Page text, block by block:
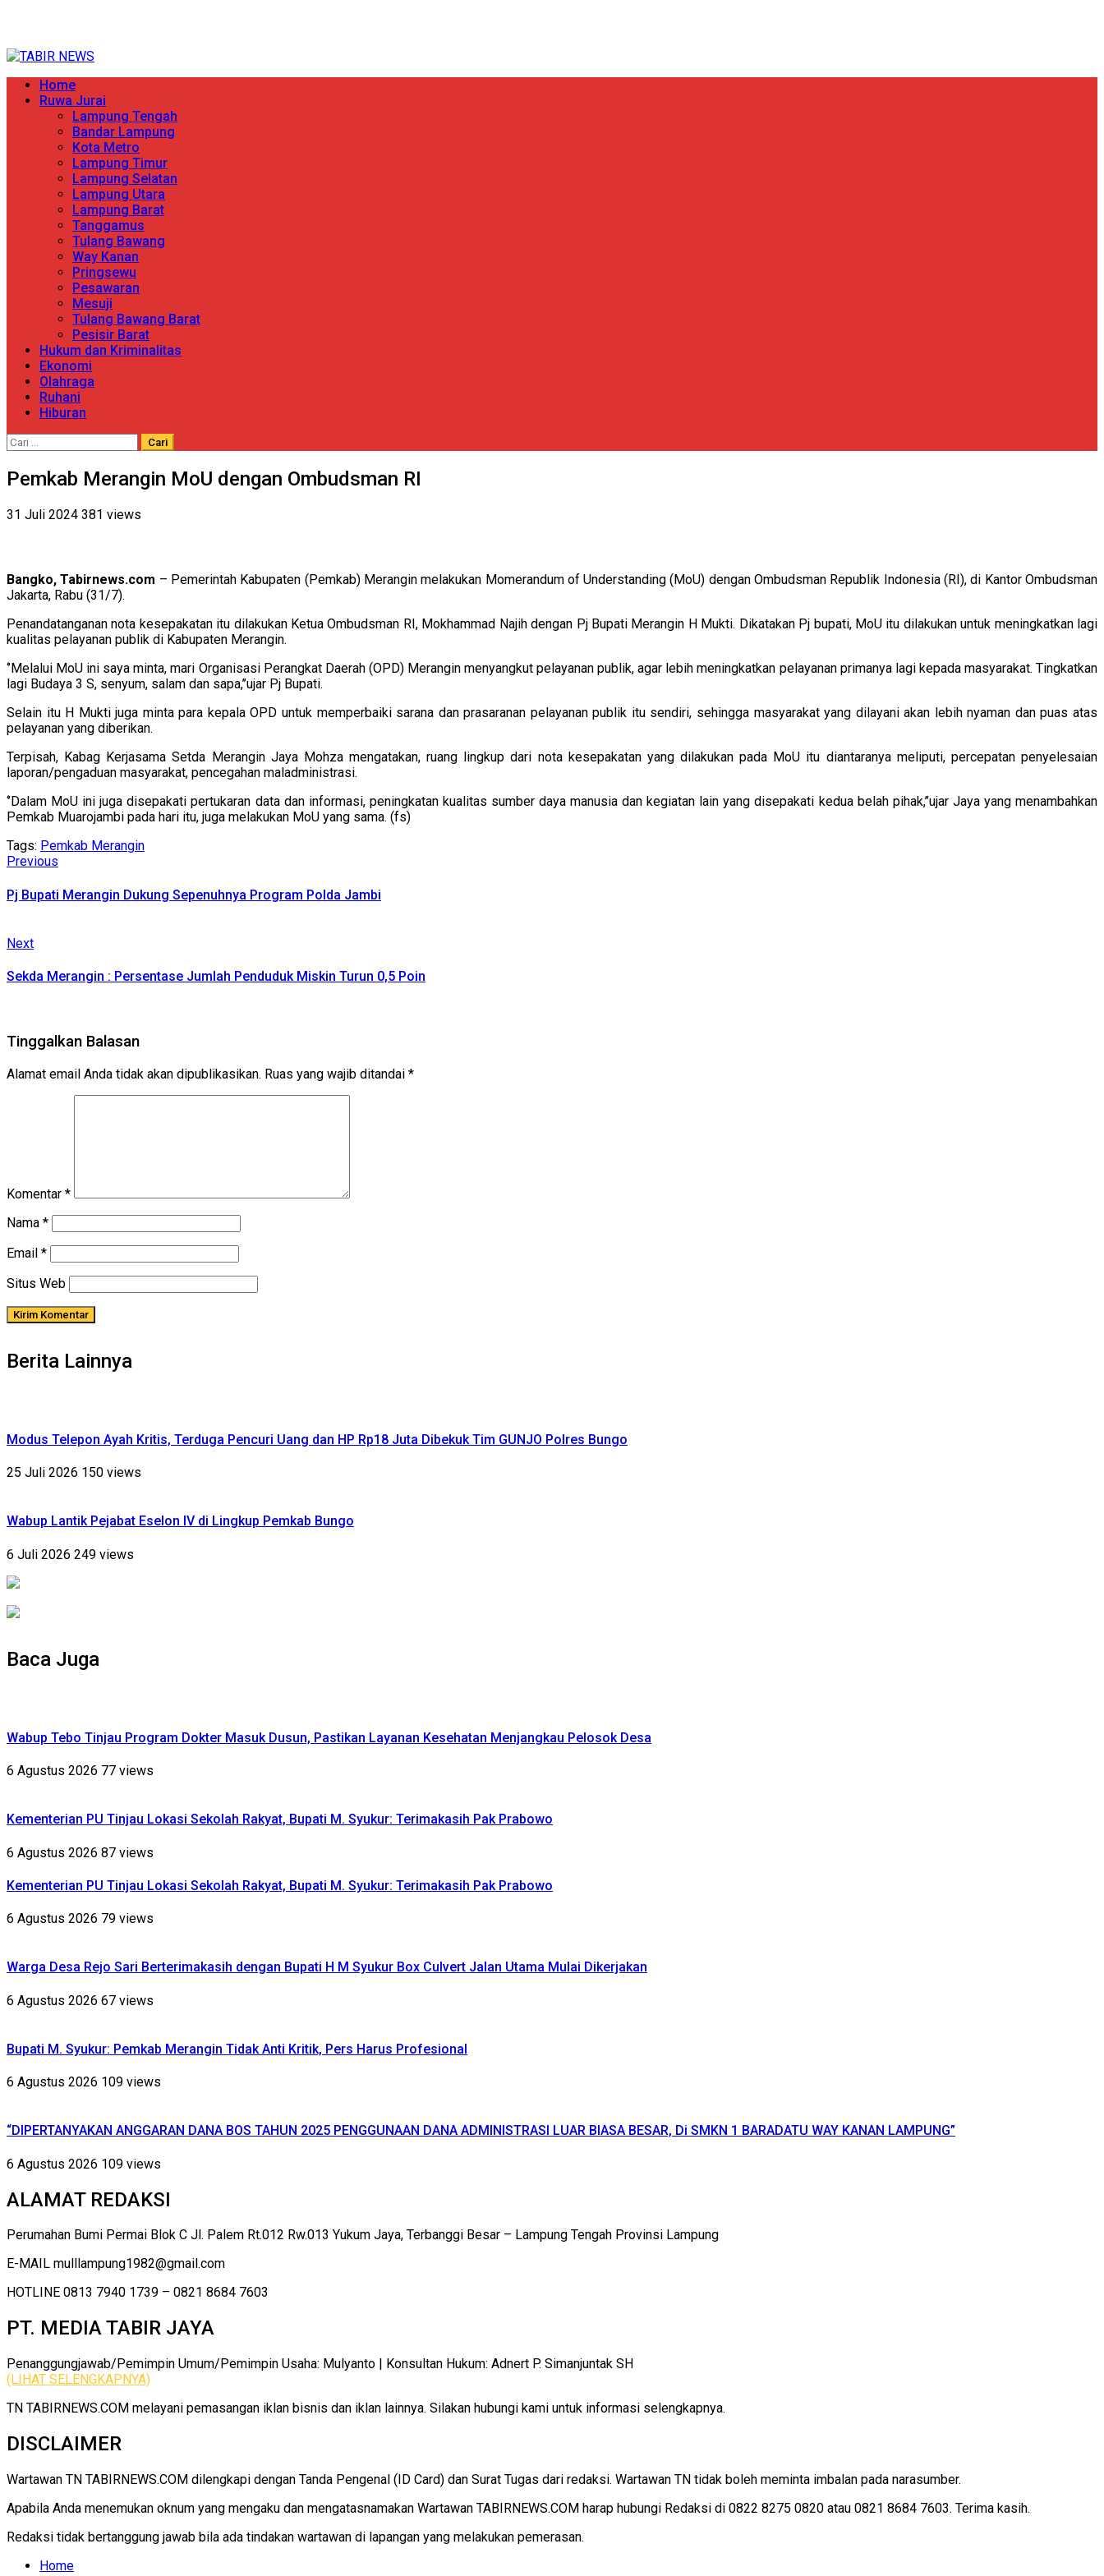
content
Primary
Menu
Home
Ruwa Jurai
Lampung Tengah
Bandar Lampung
Kota Metro
Lampung Timur
Lampung Selatan
Lampung Utara
Lampung Barat
Tanggamus
Tulang Bawang
Way Kanan
Pringsewu
Pesawaran
Mesuji
Tulang Bawang Barat
Pesisir Barat
Hukum dan Kriminalitas
Ekonomi
Olahraga
Ruhani
Hiburan
Cari
Pemkab Merangin MoU dengan Ombudsman RI
31 Juli 2024 381 views
Bangko, Tabirnews.com – Pemerintah Kabupaten (Pemkab) Merangin melakukan Momerandum of Understanding (MoU) dengan Ombudsman Republik Indonesia (RI), di Kantor Ombudsman
Jakarta, Rabu (31/7).
Penandatanganan nota kesepakatan itu dilakukan Ketua Ombudsman RI, Mokhammad Najih dengan Pj Bupati Merangin H Mukti. Dikatakan Pj bupati, MoU itu dilakukan untuk meningkatkan lagi
kualitas pelayanan publik di Kabupaten Merangin.
‘’Melalui MoU ini saya minta, mari Organisasi Perangkat Daerah (OPD) Merangin menyangkut pelayanan publik, agar lebih meningkatkan pelayanan primanya lagi kepada masyarakat. Tingkatkan
lagi Budaya 3 S, senyum, salam dan sapa,’’ujar Pj Bupati.
Selain itu H Mukti juga minta para kepala OPD untuk memperbaiki sarana dan prasaranan pelayanan publik itu sendiri, sehingga masyarakat yang dilayani akan lebih nyaman dan puas atas
pelayanan yang diberikan.
Terpisah, Kabag Kerjasama Setda Merangin Jaya Mohza mengatakan, ruang lingkup dari nota kesepakatan yang dilakukan pada MoU itu diantaranya meliputi, percepatan penyelesaian
laporan/pengaduan masyarakat, pencegahan maladministrasi.
‘’Dalam MoU ini juga disepakati pertukaran data dan informasi, peningkatan kualitas sumber daya manusia dan kegiatan lain yang disepakati kedua belah pihak,’’ujar Jaya yang menambahkan
Pemkab Muarojambi pada hari itu, juga melakukan MoU yang sama. (fs)
Tags: Pemkab Merangin
Continue
Reading
Previous
Pj Bupati Merangin Dukung Sepenuhnya Program Polda Jambi
NextNext
Sekda Merangin : Persentase Jumlah Penduduk Miskin Turun 0,5 Poin
Tinggalkan Balasan
Alamat email Anda tidak akan dipublikasikan. Ruas yang wajib ditandai *
Komentar *
Nama *
Email *
Situs Web
Berita Lainnya
Modus Telepon Ayah Kritis, Terduga Pencuri Uang dan HP Rp18 Juta Dibekuk Tim GUNJO Polres Bungo
25 Juli 2026 150 views
Wabup Lantik Pejabat Eselon IV di Lingkup Pemkab Bungo
6 Juli 2026 249 views
Baca Juga
Wabup Tebo Tinjau Program Dokter Masuk Dusun, Pastikan Layanan Kesehatan Menjangkau Pelosok Desa
6 Agustus 2026 77 views
Kementerian PU Tinjau Lokasi Sekolah Rakyat, Bupati M. Syukur: Terimakasih Pak Prabowo
6 Agustus 2026 87 views
Kementerian PU Tinjau Lokasi Sekolah Rakyat, Bupati M. Syukur: Terimakasih Pak Prabowo
6 Agustus 2026 79 views
Warga Desa Rejo Sari Berterimakasih dengan Bupati H M Syukur Box Culvert Jalan Utama Mulai Dikerjakan
6 Agustus 2026 67 views
Bupati M. Syukur: Pemkab Merangin Tidak Anti Kritik, Pers Harus Profesional
6 Agustus 2026 109 views
“DIPERTANYAKAN ANGGARAN DANA BOS TAHUN 2025 PENGGUNAAN DANA ADMINISTRASI LUAR BIASA BESAR, Di SMKN 1 BARADATU WAY KANAN LAMPUNG”
6 Agustus 2026 109 views
ALAMAT REDAKSI
Perumahan Bumi Permai Blok C Jl. Palem Rt.012 Rw.013 Yukum Jaya, Terbanggi Besar – Lampung Tengah Provinsi Lampung
E-MAIL mulllampung1982@gmail.com
HOTLINE 0813 7940 1739 – 0821 8684 7603
PT. MEDIA TABIR JAYA
Penanggungjawab/Pemimpin Umum/Pemimpin Usaha: Mulyanto | Konsultan Hukum: Adnert P. Simanjuntak SH
(LIHAT SELENGKAPNYA)
TN TABIRNEWS.COM melayani pemasangan iklan bisnis dan iklan lainnya. Silakan hubungi kami untuk informasi selengkapnya.
DISCLAIMER
Wartawan TN TABIRNEWS.COM dilengkapi dengan Tanda Pengenal (ID Card) dan Surat Tugas dari redaksi. Wartawan TN tidak boleh meminta imbalan pada narasumber.
Apabila Anda menemukan oknum yang mengaku dan mengatasnamakan Wartawan TABIRNEWS.COM harap hubungi Redaksi di 0822 8275 0820 atau 0821 8684 7603. Terima kasih.
Redaksi tidak bertanggung jawab bila ada tindakan wartawan di lapangan yang melakukan pemerasan.
Home